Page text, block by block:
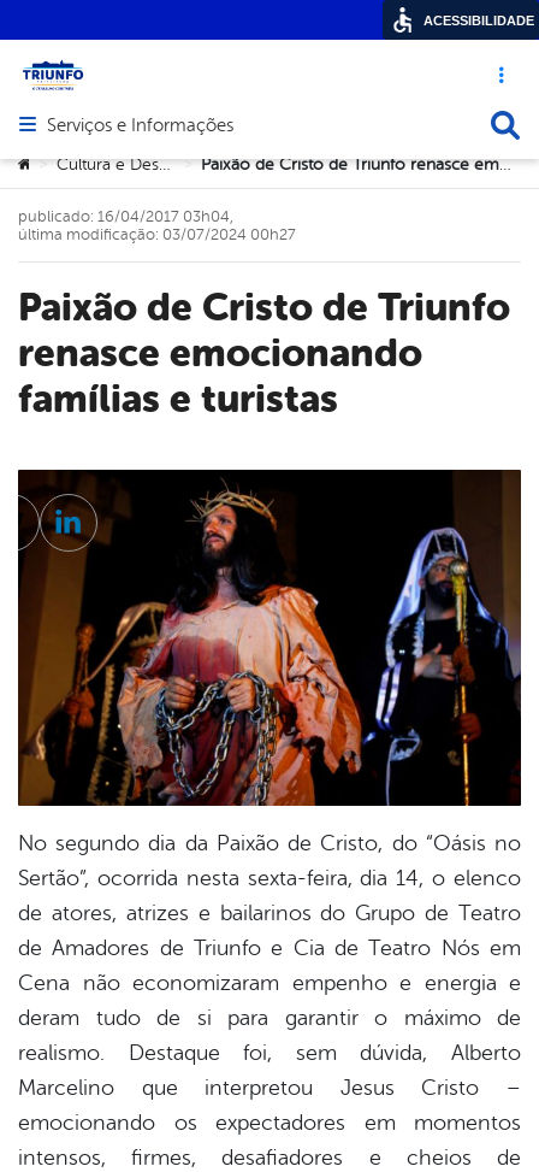
Acesso
Abrir menu principal de navegação
Serviços e Informações
Você está aqui:
> Cultura e Desportos > Paixão de Cristo de Triunfo renasce emocionando famílias e turistas
Paixão de Cristo de Triunfo
renasce emocionando
famílias e turistas
publicado: 16/04/2017 03h04,
última modificação: 03/07/2024 00h27
No segundo dia da Paixão de Cristo, do “Oásis no
Sertão”, ocorrida nesta sexta-feira, dia 14, o elenco
de atores, atrizes e bailarinos do Grupo de Teatro
de Amadores de Triunfo e Cia de Teatro Nós em
Cena não economizaram empenho e energia e
deram tudo de si para garantir o máximo de
realismo. Destaque foi, sem dúvida, Alberto
Marcelino que interpretou Jesus Cristo –
emocionando os expectadores em momentos
intensos, firmes, desafiadores e cheios de
TwitterLinkedin
ACESSIBILIDADE